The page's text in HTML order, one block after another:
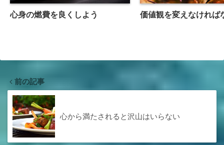
心身の燃費を良くしよう 価値観を変えなければ
前の記事
心から満たされると沢山はいらない